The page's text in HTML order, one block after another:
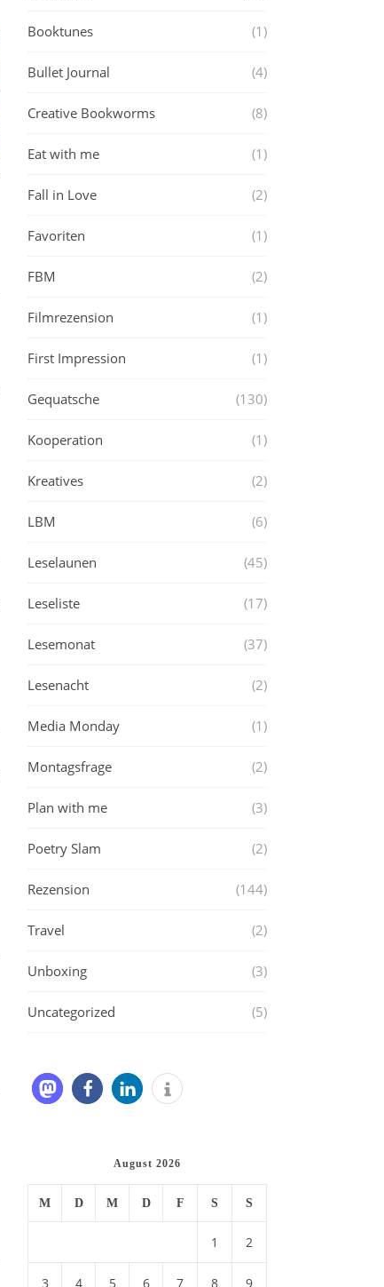
Booktunes (1)
Bullet Journal (4)
Creative Bookworms (8)
Eat with me (1)
Fall in Love (2)
Favoriten (1)
FBM (2)
Filmrezension (1)
First Impression (1)
Gequatsche (130)
Kooperation (1)
Kreatives (2)
LBM (6)
Leselaunen (45)
Leseliste (17)
Lesemonat (37)
Lesenacht (2)
Media Monday (1)
Montagsfrage (2)
Plan with me (3)
Poetry Slam (2)
Rezension (144)
Travel (2)
Unboxing (3)
Uncategorized (5)
August 2026
M D M D F S S
1 2
3 4 5 6 7 8 9